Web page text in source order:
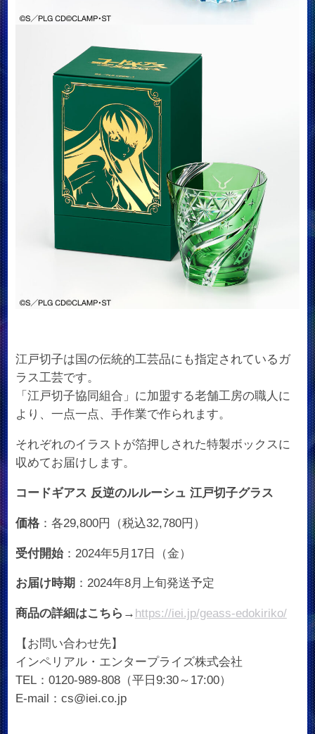
江戸切子は国の伝統的工芸品にも指定されているガ
ラス工芸です。
「江戸切子協同組合」に加盟する老舗工房の職人に
より、一点一点、手作業で作られます。
それぞれのイラストが箔押しされた特製ボックスに
収めてお届けします。
コードギアス 反逆のルルーシュ 江戸切子グラス
価格：各29,800円（税込32,780円）
受付開始：2024年5月17日（金）
お届け時期 ：2024年8月上旬発送予定
商品の詳細はこちら→ https://iei.jp/geass-edokiriko/
【お問い合わせ先】
インペリアル・エンタープライズ株式会社
TEL：0120-989-808（平日9:30～17:00）
E-mail：cs@iei.co.jp